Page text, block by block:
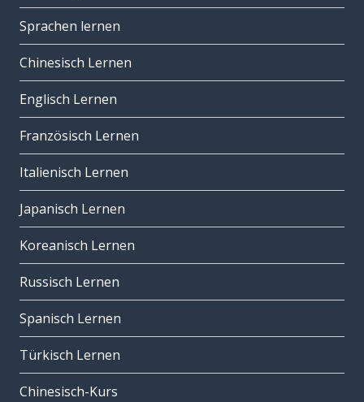
Sprachen lernen
Chinesisch Lernen
Englisch Lernen
Französisch Lernen
Italienisch Lernen
Japanisch Lernen
Koreanisch Lernen
Russisch Lernen
Spanisch Lernen
Türkisch Lernen
Chinesisch-Kurs